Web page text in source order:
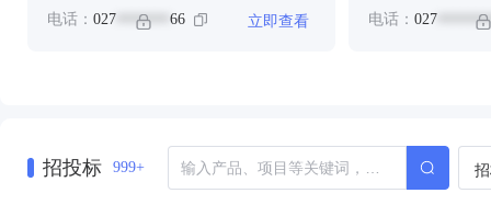
詹*****、邹**、邹*、钟
电话： 027 ******* 66 立即查看 电话： 027
招投标 999+